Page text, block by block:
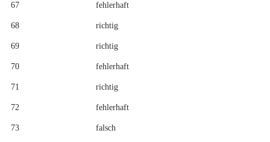
67 fehlerhaft
68 richtig
69 richtig
70 fehlerhaft
71 richtig
72 fehlerhaft
73 falsch